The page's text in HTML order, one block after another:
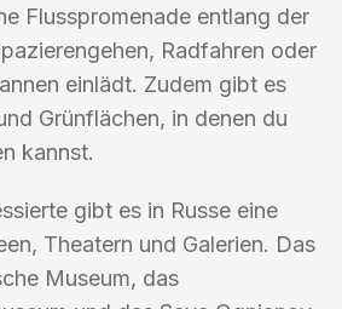
Flusspromenade entlang der
Radfahren oder
einlädt. Zudem gibt es
Grünflächen, in denen du
kannst.
gibt es in Russe eine
Theatern und Galerien. Das
Museum, das